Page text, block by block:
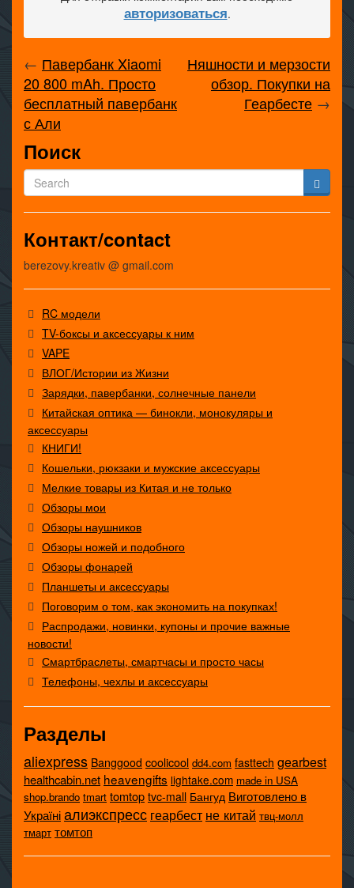
авторизоваться.
← Павербанк Xiaomi
20 800 mAh. Просто
бесплатный павербанк
с Али
Няшности и мерзости
обзор. Покупки на
Геарбесте →
Поиск
Контакт/contact
berezovy.kreativ @ gmail.com
RC модели
TV-боксы и аксессуары к ним
VAPE
ВЛОГ/Истории из Жизни
Зарядки, павербанки, солнечные панели
Китайская оптика — бинокли, монокуляры и
аксессуары
КНИГИ!
Кошельки, рюкзаки и мужские аксессуары
Мелкие товары из Китая и не только
Обзоры мои
Обзоры наушников
Обзоры ножей и подобного
Обзоры фонарей
Планшеты и аксессуары
Поговорим о том, как экономить на покупках!
Распродажи, новинки, купоны и прочие важные
новости!
Смартбраслеты, смартчасы и просто часы
Телефоны, чехлы и аксессуары
Разделы
aliexpress Banggood coolicool dd4.com fasttech gearbest
healthcabin.net heavengifts lightake.com made in USA
shop.brando tmart tomtop tvc-mall Бангуд Виготовлено в
Україніалиэкспресс геарбест не китай твц-молл
тмарт томтоп